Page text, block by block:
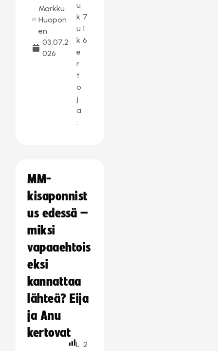
Markku
Huopon
en
03.07.2
026
u
k
u
k
e
r
t
o
j
a
:
7
1
6
MM-
kisaponnist
us edessä –
miksi
vapaaehtois
eksi
kannattaa
lähteä? Eija
ja Anu
kertovat
L 2